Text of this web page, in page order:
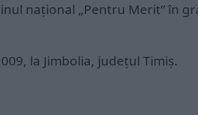
naţional „Pentru Merit” în
la Jimbolia, judeţul Timiş.